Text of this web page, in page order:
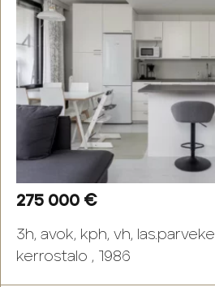
275 000 €
3h, avok, kph, vh, las.parveke
kerrostalo , 1986